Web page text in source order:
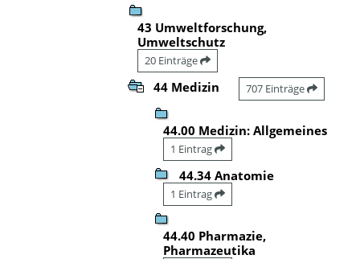
43 Umweltforschung,
Umweltschutz
20 Einträge
44 Medizin 707 Einträge
44.00 Medizin: Allgemeines
1 Eintrag
44.34 Anatomie
1 Eintrag
44.40 Pharmazie,
Pharmazeutika